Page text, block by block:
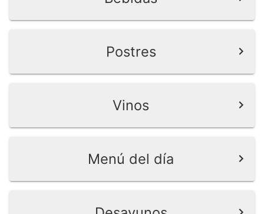
Postres
Vinos
Menú del día